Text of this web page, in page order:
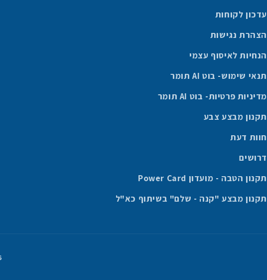
עדכון לקוחות
הצהרת נגישות
הנחיות לאיסוף עצמי
תנאי שימוש- בוט AI תומר
מדיניות פרטיות- בוט AI תומר
תקנון מבצע צבע
חוות דעת
דרושים
תקנון הטבה - מועדון Power Card
תקנון מבצע "קנה - שלם" בשיתוף כא"ל